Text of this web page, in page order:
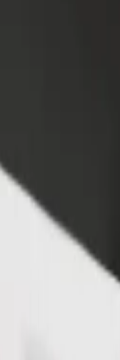
Bar
Entdecke unsere